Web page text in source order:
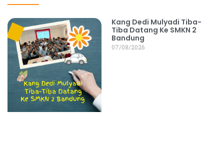
Kang Dedi Mulyadi Tiba-
Tiba Datang Ke SMKN 2
Bandung
07/08/2026